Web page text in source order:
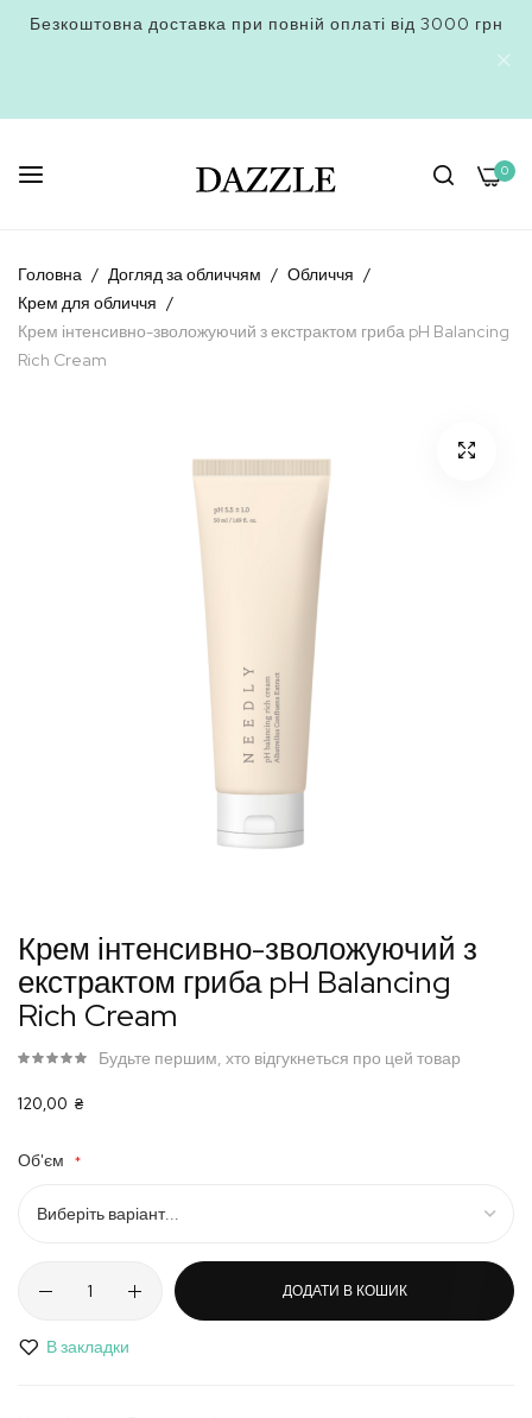
Безкоштовна доставка при повній оплаті від 3000 грн
0
to
Content
Головна Догляд за обличчям
Обличчя
Крем для обличчя
Крем інтенсивно-зволожуючий з екстрактом гриба pH Balancing
Rich Cream
до
початку
галереї
Крем інтенсивно-зволожуючий з
екстрактом гриба pH Balancing
Rich Cream
120,00 ₴
Будьте першим, хто відгукнеться про цей товар
Об'єм
ДОДАТИ В КОШИК
В закладки